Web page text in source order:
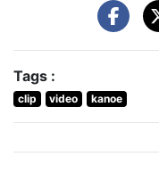
Tags :
clip video kanoe